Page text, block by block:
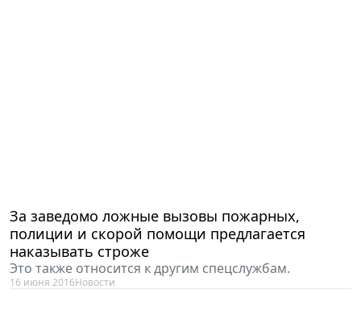
За заведомо ложные вызовы пожарных,
полиции и скорой помощи предлагается
наказывать строже
Это также относится к другим спецслужбам.
16 июня 2016Новости